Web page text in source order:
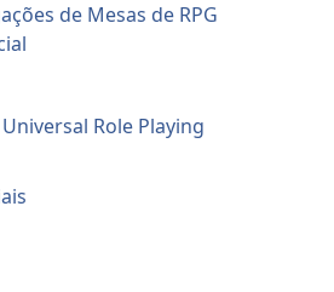
de Mesas de RPG
Role Playing